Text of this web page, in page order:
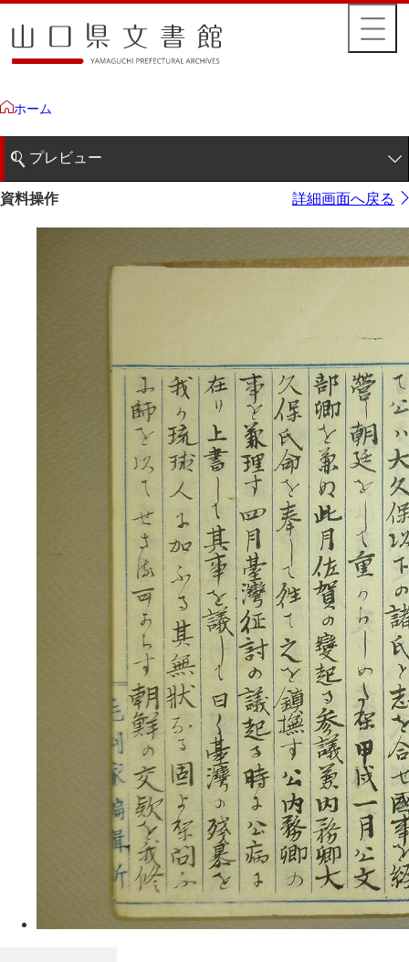
ホーム
プレビュー
1ページ
2ページ
5ページ
資料操作 詳細画面へ戻る